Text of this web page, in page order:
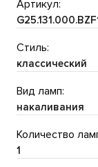
Артикул:
Стиль:
классический
Вид ламп:
накаливания
Количество
1